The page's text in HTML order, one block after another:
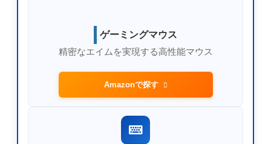
ゲーミングマウス
精密なエイムを実現する高性能マウス
Amazonで探す